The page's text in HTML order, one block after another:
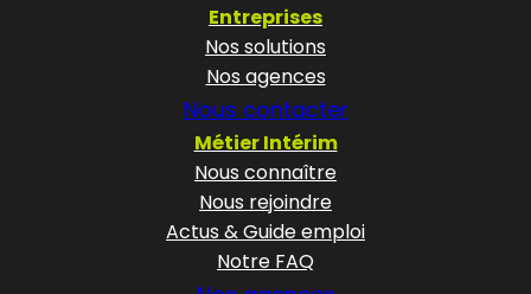
Entreprises
Nos solutions
Nos agences
Nous contacter
Métier Intérim
Nous connaître
Nous rejoindre
Actus & Guide emploi
Notre FAQ